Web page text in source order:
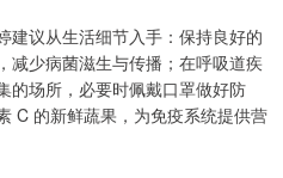
建议从生活细节入手：保持良好的
减少病菌滋生与传播；在呼吸道疾
的场所，必要时佩戴口罩做好防
C 的新鲜蔬果，为免疫系统提供营